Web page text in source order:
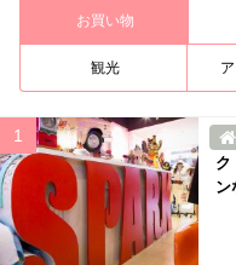
お買い物
観光
ク
ン